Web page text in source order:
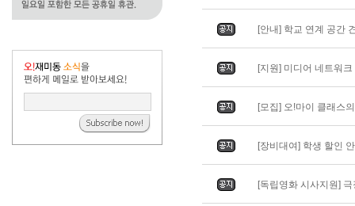
[안내] 학교 연계 공간
[지원] 미디어 네트워
[모집] 오!마이 클래스
[장비대여] 학생 할인
[독립영화 시사지원]